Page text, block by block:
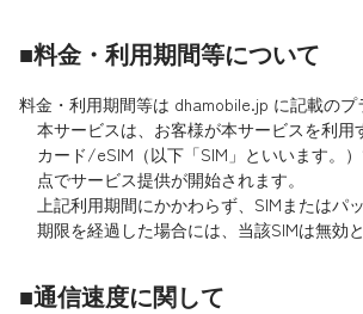
■料金・利用期間等について
料金・利用期間等は dhamobile.jp に記載のプ
本サービスは、お客様が本サービスを利用
カード/eSIM（以下「SIM」といいます。
点でサービス提供が開始されます。
上記利用期間にかかわらず、SIMまたはパ
期限を経過した場合には、当該SIMは無効と
■通信速度に関して